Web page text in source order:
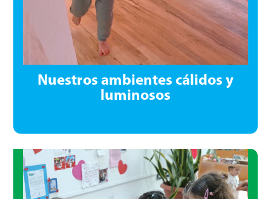
Rodeados de amplios espacios verdes, invitan a
explorar, investigar y construir vínculos para la vida,
donde cada rincón se convierte en un tercer maestro
que inspira el aprendizaje.
Nuestros ambientes cálidos y
luminosos